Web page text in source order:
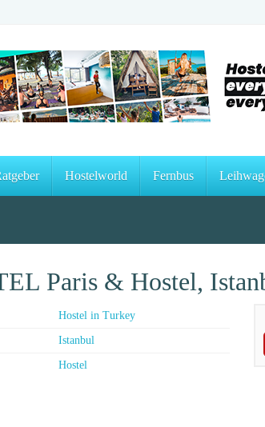
Hostelworld Fernbus
Paris & Hostel,
Hostel in Turkey
Istanbul
Hostel